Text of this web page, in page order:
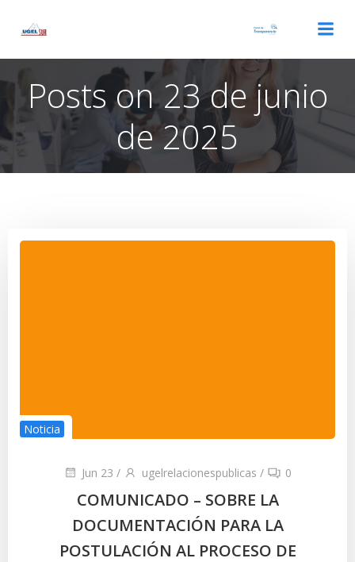
Posts on 23 de junio
de 2025
Noticia
Jun 23 / ugelrelacionespublicas / 0
COMUNICADO – SOBRE LA
DOCUMENTACIÓN PARA LA
POSTULACIÓN AL PROCESO DE